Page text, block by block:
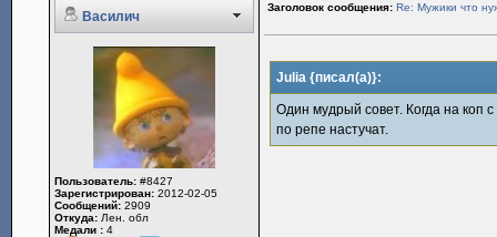
Василич
Заголовок сообщения: Re: Мужики что
Пользователь: #8427
Зарегистрирован: 2012-02-05
Сообщений: 2909
Откуда: Лен. обл
Медали : 4
Julia {писал(а)}:
Один мудрый совет. Когда на коп
по репе настучат.